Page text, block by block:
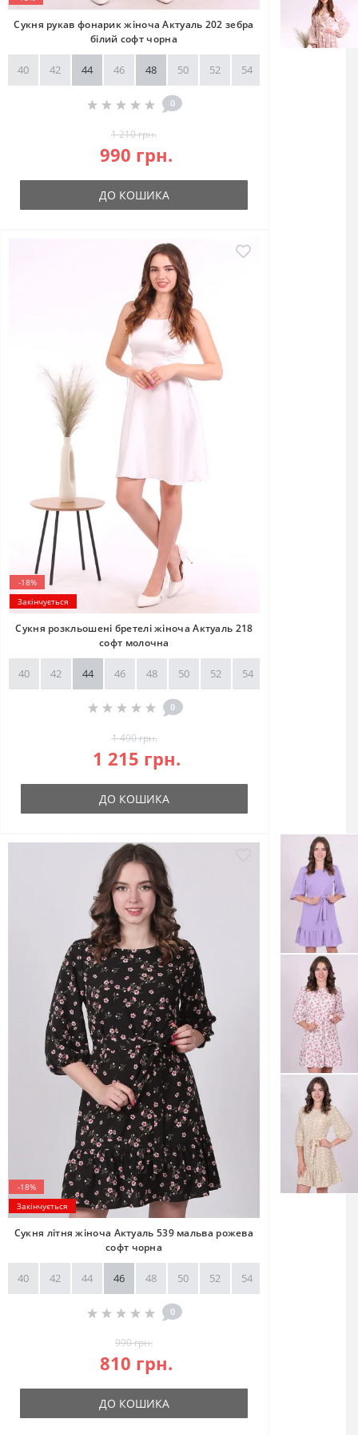
Сукня рукав фонарик жіноча Актуаль 202 зебра
білий софт чорна
40 42 44 46 48 50 52 54
0
1 210 грн.
990 грн.
ДО КОШИКА
-18%
Закінчується
Сукня розкльошені бретелі жіноча Актуаль 218
софт молочна
40 42 44 46 48 50 52 54
0
1 490 грн.
1 215 грн.
ДО КОШИКА
-18%
Закінчується
Сукня літня жіноча Актуаль 539 мальва рожева
софт чорна
40 42 44 46 48 50 52 54
0
990 грн.
810 грн.
ДО КОШИКА